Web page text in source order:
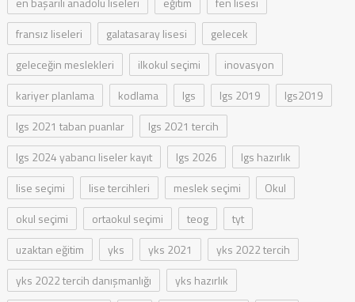
fransız liseleri
galatasaray lisesi
gelecek
geleceğin meslekleri
ilkokul seçimi
inovasyon
kariyer planlama
kodlama lgs lgs 2019
lgs2019
lgs 2021 taban puanlar
lgs 2021 tercih
lgs 2024 yabancı liseler kayıt
lgs 2026
lgs hazırlık
lise seçimi
lise tercihleri meslek seçimi
Okul
okul seçimi
ortaokul seçimi teog
tyt
uzaktan eğitim
yks yks 2021
yks 2022 tercih
yks 2022 tercih danışmanlığı
yks hazırlık